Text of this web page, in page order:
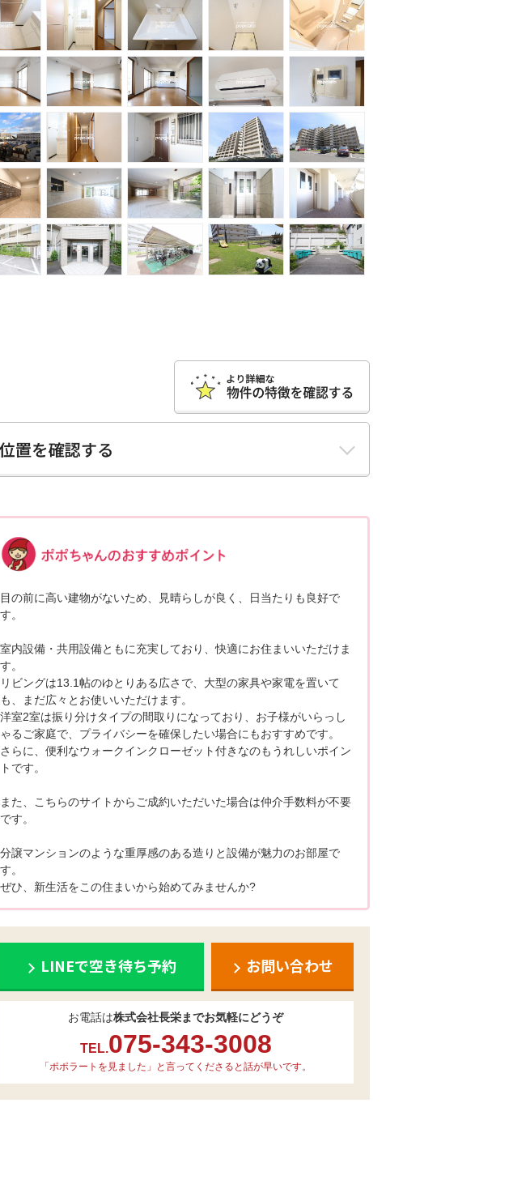
目の前に高い建物がないため、見晴らしが良く、日当たりも良好で
す。
室内設備・共用設備ともに充実しており、快適にお住まいいただけま
す。
リビングは13.1帖のゆとりある広さで、大型の家具や家電を置いて
も、まだ広々とお使いいただけます。
洋室2室は振り分けタイプの間取りになっており、お子様がいらっし
ゃるご家庭で、プライバシーを確保したい場合にもおすすめです。
さらに、便利なウォークインクローゼット付きなのもうれしいポイン
トです。
また、こちらのサイトからご成約いただいた場合は仲介手数料が不要
です。
分譲マンションのような重厚感のある造りと設備が魅力のお部屋で
す。
ぜひ、新生活をこの住まいから始めてみませんか?
LINEで空き待ち予約 お問い合わせ
お電話は株式会社長栄までお気軽にどうぞ
TEL.075-343-3008
「ポポラートを見ました」と言ってくださると話が早いです。